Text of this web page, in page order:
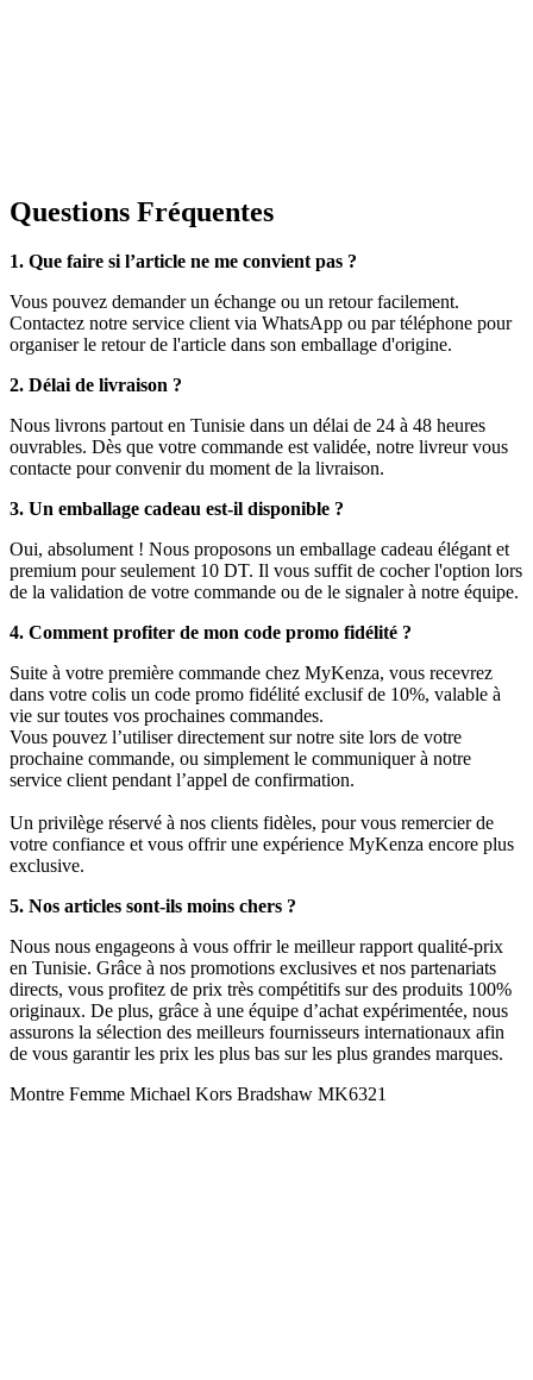
Questions Fréquentes
1. Que faire si l’article ne me convient pas ?
Vous pouvez demander un échange ou un retour facilement.
Contactez notre service client via WhatsApp ou par téléphone pour
organiser le retour de l'article dans son emballage d'origine.
2. Délai de livraison ?
Nous livrons partout en Tunisie dans un délai de 24 à 48 heures
ouvrables. Dès que votre commande est validée, notre livreur vous
contacte pour convenir du moment de la livraison.
3. Un emballage cadeau est-il disponible ?
Oui, absolument ! Nous proposons un emballage cadeau élégant et
premium pour seulement 10 DT. Il vous suffit de cocher l'option lors
de la validation de votre commande ou de le signaler à notre équipe.
4. Comment profiter de mon code promo fidélité ?
Suite à votre première commande chez MyKenza, vous recevrez
dans votre colis un code promo fidélité exclusif de 10%, valable à
vie sur toutes vos prochaines commandes.
Vous pouvez l’utiliser directement sur notre site lors de votre
prochaine commande, ou simplement le communiquer à notre
service client pendant l’appel de confirmation.
Un privilège réservé à nos clients fidèles, pour vous remercier de
votre confiance et vous offrir une expérience MyKenza encore plus
exclusive.
5. Nos articles sont-ils moins chers ?
Nous nous engageons à vous offrir le meilleur rapport qualité-prix
en Tunisie. Grâce à nos promotions exclusives et nos partenariats
directs, vous profitez de prix très compétitifs sur des produits 100%
originaux. De plus, grâce à une équipe d’achat expérimentée, nous
assurons la sélection des meilleurs fournisseurs internationaux afin
de vous garantir les prix les plus bas sur les plus grandes marques.
Montre Femme Michael Kors Bradshaw MK6321